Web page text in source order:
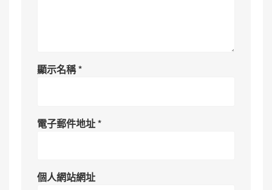
顯示名稱*
電子郵件地址*
個人網站網址